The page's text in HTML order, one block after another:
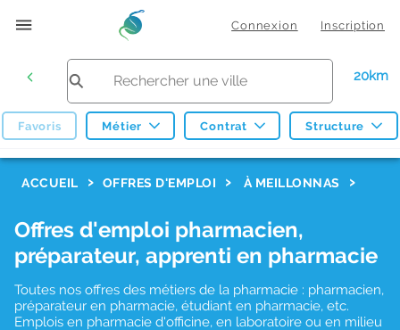
Connexion Inscription
20km
Favoris Métier Contrat Structure
ACCUEIL OFFRES D'EMPLOI À MEILLONNAS
Offres d'emploi pharmacien,
préparateur, apprenti en pharmacie
Toutes nos offres des métiers de la pharmacie : pharmacien,
préparateur en pharmacie, étudiant en pharmacie, etc.
Emplois en pharmacie d'officine, en laboratoire ou en milieu